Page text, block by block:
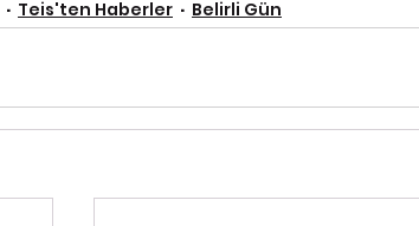
Teis'ten Haberler Belirli Gün